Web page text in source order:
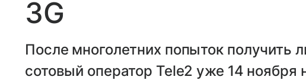
3G
После многолетних попыток получить
сотовый оператор Tele2 уже 14 ноября